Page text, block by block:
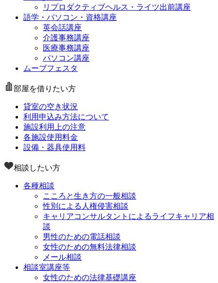
リプロダクティブヘルス・ライツ出前講座
語学・パソコン・資格講座
英会話講座
介護事務講座
医療事務講座
パソコン講座
ムーブフェスタ
部屋を借りたい方
貸室の空き状況
利用申込み方法について
施設利用上の注意
各施設使用料金
設備・器具使用料
相談したい方
各種相談
こころと生き方の一般相談
性別による人権侵害相談
キャリアコンサルタントによるライフキャリア相
談
男性のための電話相談
女性のための無料法律相談
メール相談
相談室講座等
女性のための法律基礎講座